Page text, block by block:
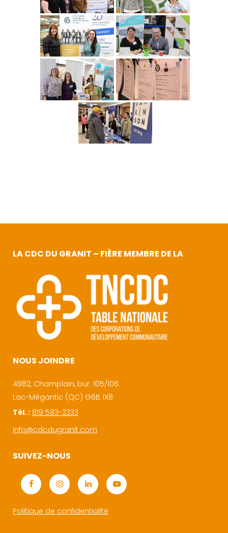
LA CDC DU GRANIT – FIÈRE MEMBRE DE LA
NOUS JOINDRE
4982, Champlain, bur. 105/106
Lac-Mégantic (QC) G6B 1X8
Tél. : 819 583-2333
info@cdcdugranit.com
SUIVEZ-NOUS
Politique de confidentialité